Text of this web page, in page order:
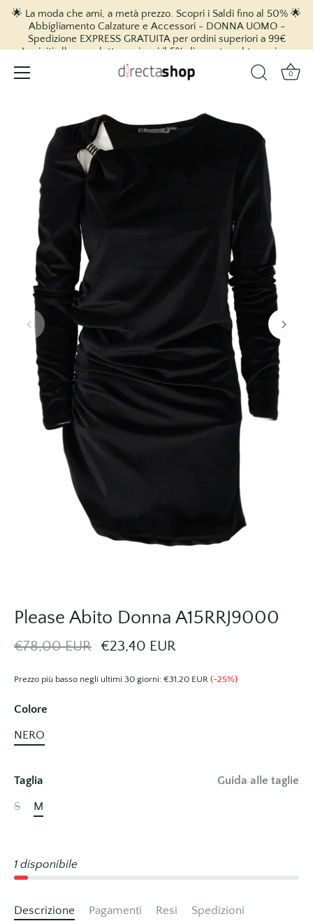
contenuto
🌟 La moda che ami, a metà prezzo. Scopri i Saldi fino al 50% 🌟
Abbigliamento Calzature e Accessori - DONNA UOMO -
Spedizione EXPRESS GRATUITA per ordini superiori a 99€
Iscriviti alla newsletter e ricevi il 5% di sconto sul tuo primo
acquisto! 🎉
0
Please Abito Donna A15RRJ9000
€78,00 EUR €23,40 EUR
Prezzo più basso negli ultimi 30 giorni: €31,20 EUR (-25%)
Colore
NERO
Taglia Guida alle taglie
S M
1 disponibile
Descrizione Pagamenti Resi Spedizioni